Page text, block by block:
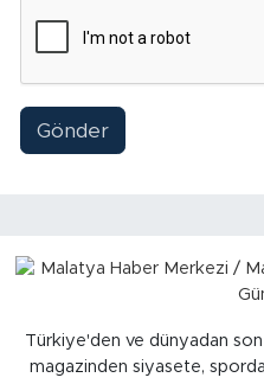
Gönder
Türkiye'den ve dünyadan son
magazinden siyasete,
Adıyaman